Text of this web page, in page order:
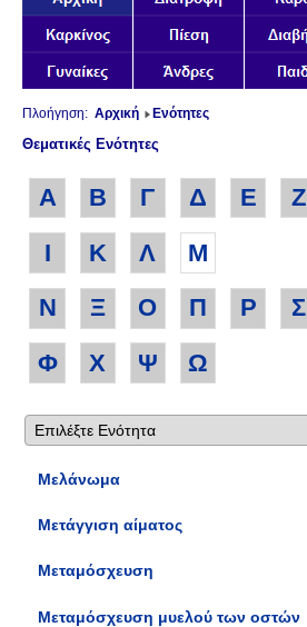
Πλοήγηση: Αρχική Ενότητες
Θεματικές Ενότητες
Α Β Γ Δ Ε Ζ
Ι
Κ Λ
Μ
Ν
Ξ Ο Π Ρ Σ
Φ
Χ Ψ Ω
Μελάνωμα
Μετάγγιση αίματος
Μεταμόσχευση
Μεταμόσχευση μυελού των οστών